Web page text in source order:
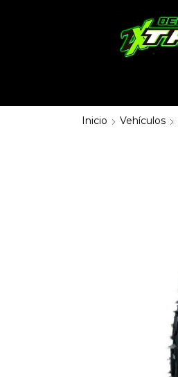
Inicio Vehículos